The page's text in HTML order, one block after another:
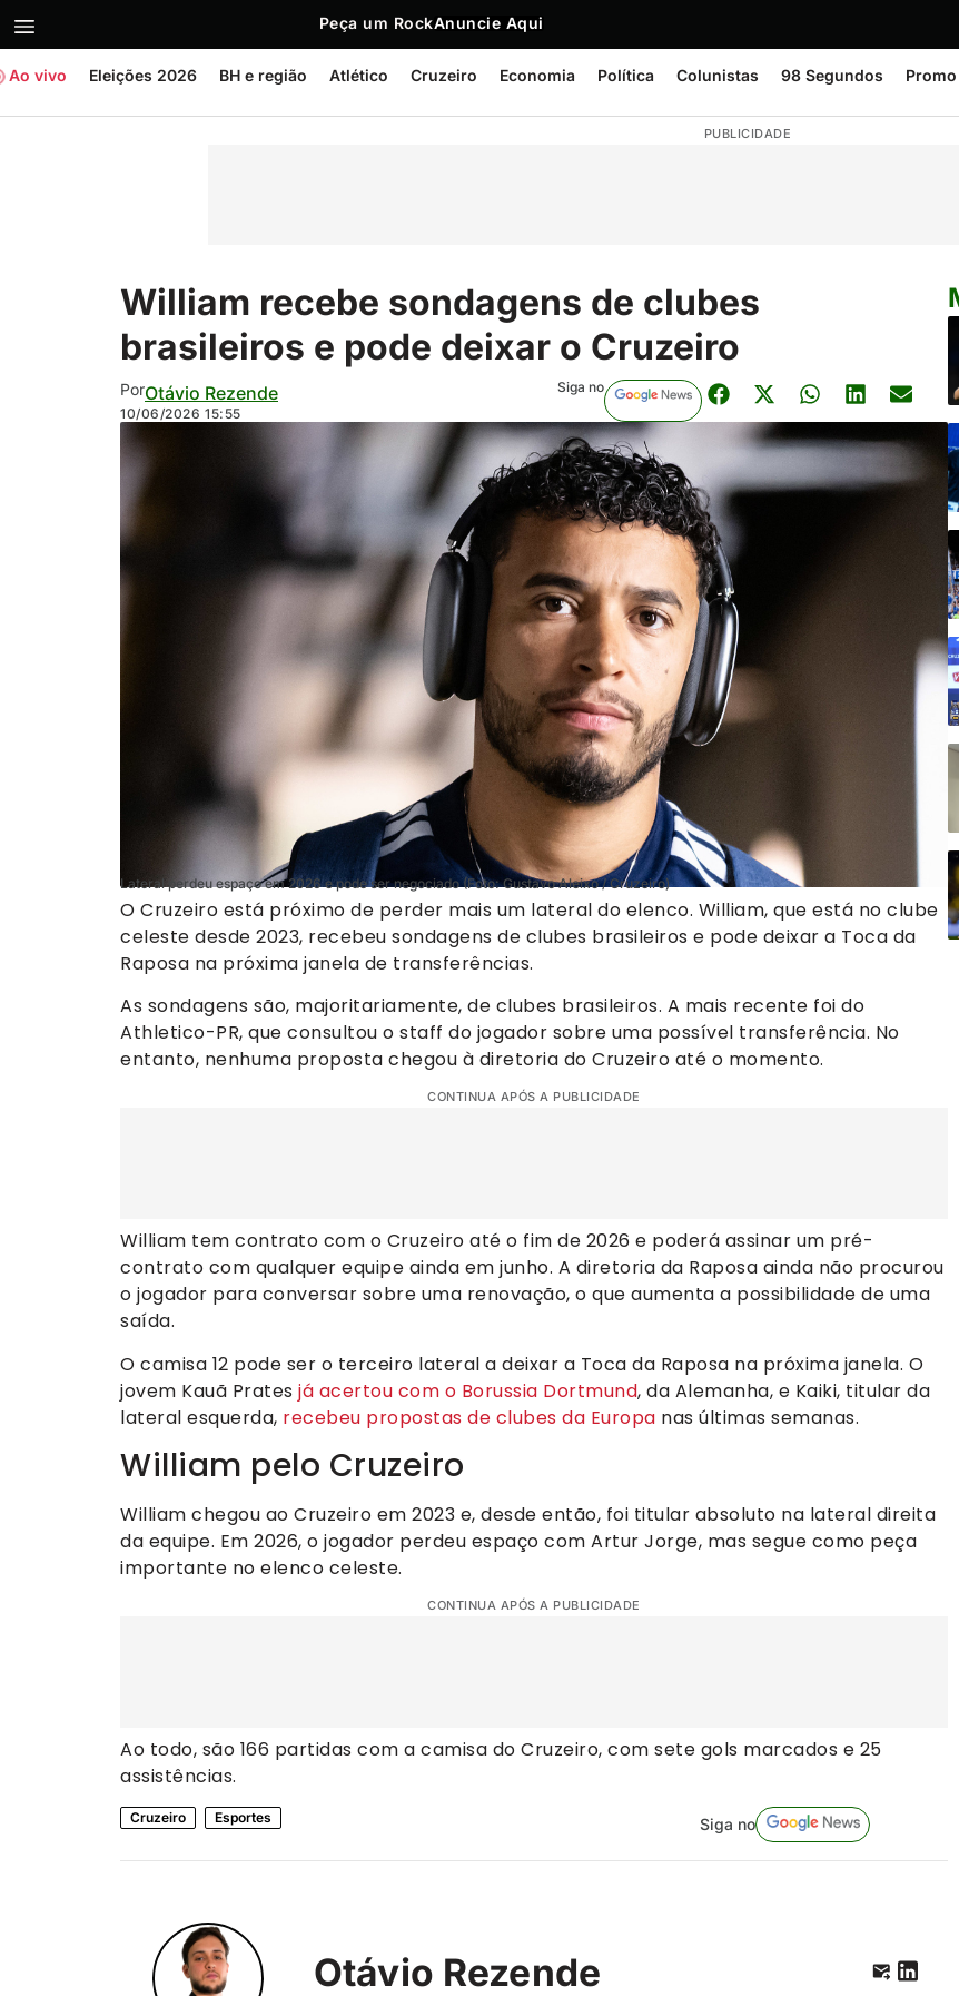
Peça um RockAnuncie Aqui
Ao vivo Eleições 2026 BH e região Atlético Cruzeiro Economia Política Colunistas 98 Segundos
PUBLICIDADE
William recebe sondagens de clubes
brasileiros e pode deixar o Cruzeiro
PorOtávio Rezende
10/06/2026 15:55
Siga no
Lateral perdeu espaço em 2026 e pode ser negociado (Foto: Gustavo Aleixo / Cruzeiro)
O Cruzeiro está próximo de perder mais um lateral do elenco. William, que está no clube
celeste desde 2023, recebeu sondagens de clubes brasileiros e pode deixar a Toca da
Raposa na próxima janela de transferências.
As sondagens são, majoritariamente, de clubes brasileiros. A mais recente foi do
Athletico-PR, que consultou o staff do jogador sobre uma possível transferência. No
entanto, nenhuma proposta chegou à diretoria do Cruzeiro até o momento.
CONTINUA APÓS A PUBLICIDADE
William tem contrato com o Cruzeiro até o fim de 2026 e poderá assinar um pré-
contrato com qualquer equipe ainda em junho. A diretoria da Raposa ainda não procurou
o jogador para conversar sobre uma renovação, o que aumenta a possibilidade de uma
saída.
O camisa 12 pode ser o terceiro lateral a deixar a Toca da Raposa na próxima janela. O
jovem Kauã Prates já acertou com o Borussia Dortmund, da Alemanha, e Kaiki, titular da
lateral esquerda, recebeu propostas de clubes da Europa nas últimas semanas.
William pelo Cruzeiro
William chegou ao Cruzeiro em 2023 e, desde então, foi titular absoluto na lateral direita
da equipe. Em 2026, o jogador perdeu espaço com Artur Jorge, mas segue como peça
importante no elenco celeste.
CONTINUA APÓS A PUBLICIDADE
Ao todo, são 166 partidas com a camisa do Cruzeiro, com sete gols marcados e 25
assistências.
Cruzeiro Esportes Siga no
Otávio Rezende